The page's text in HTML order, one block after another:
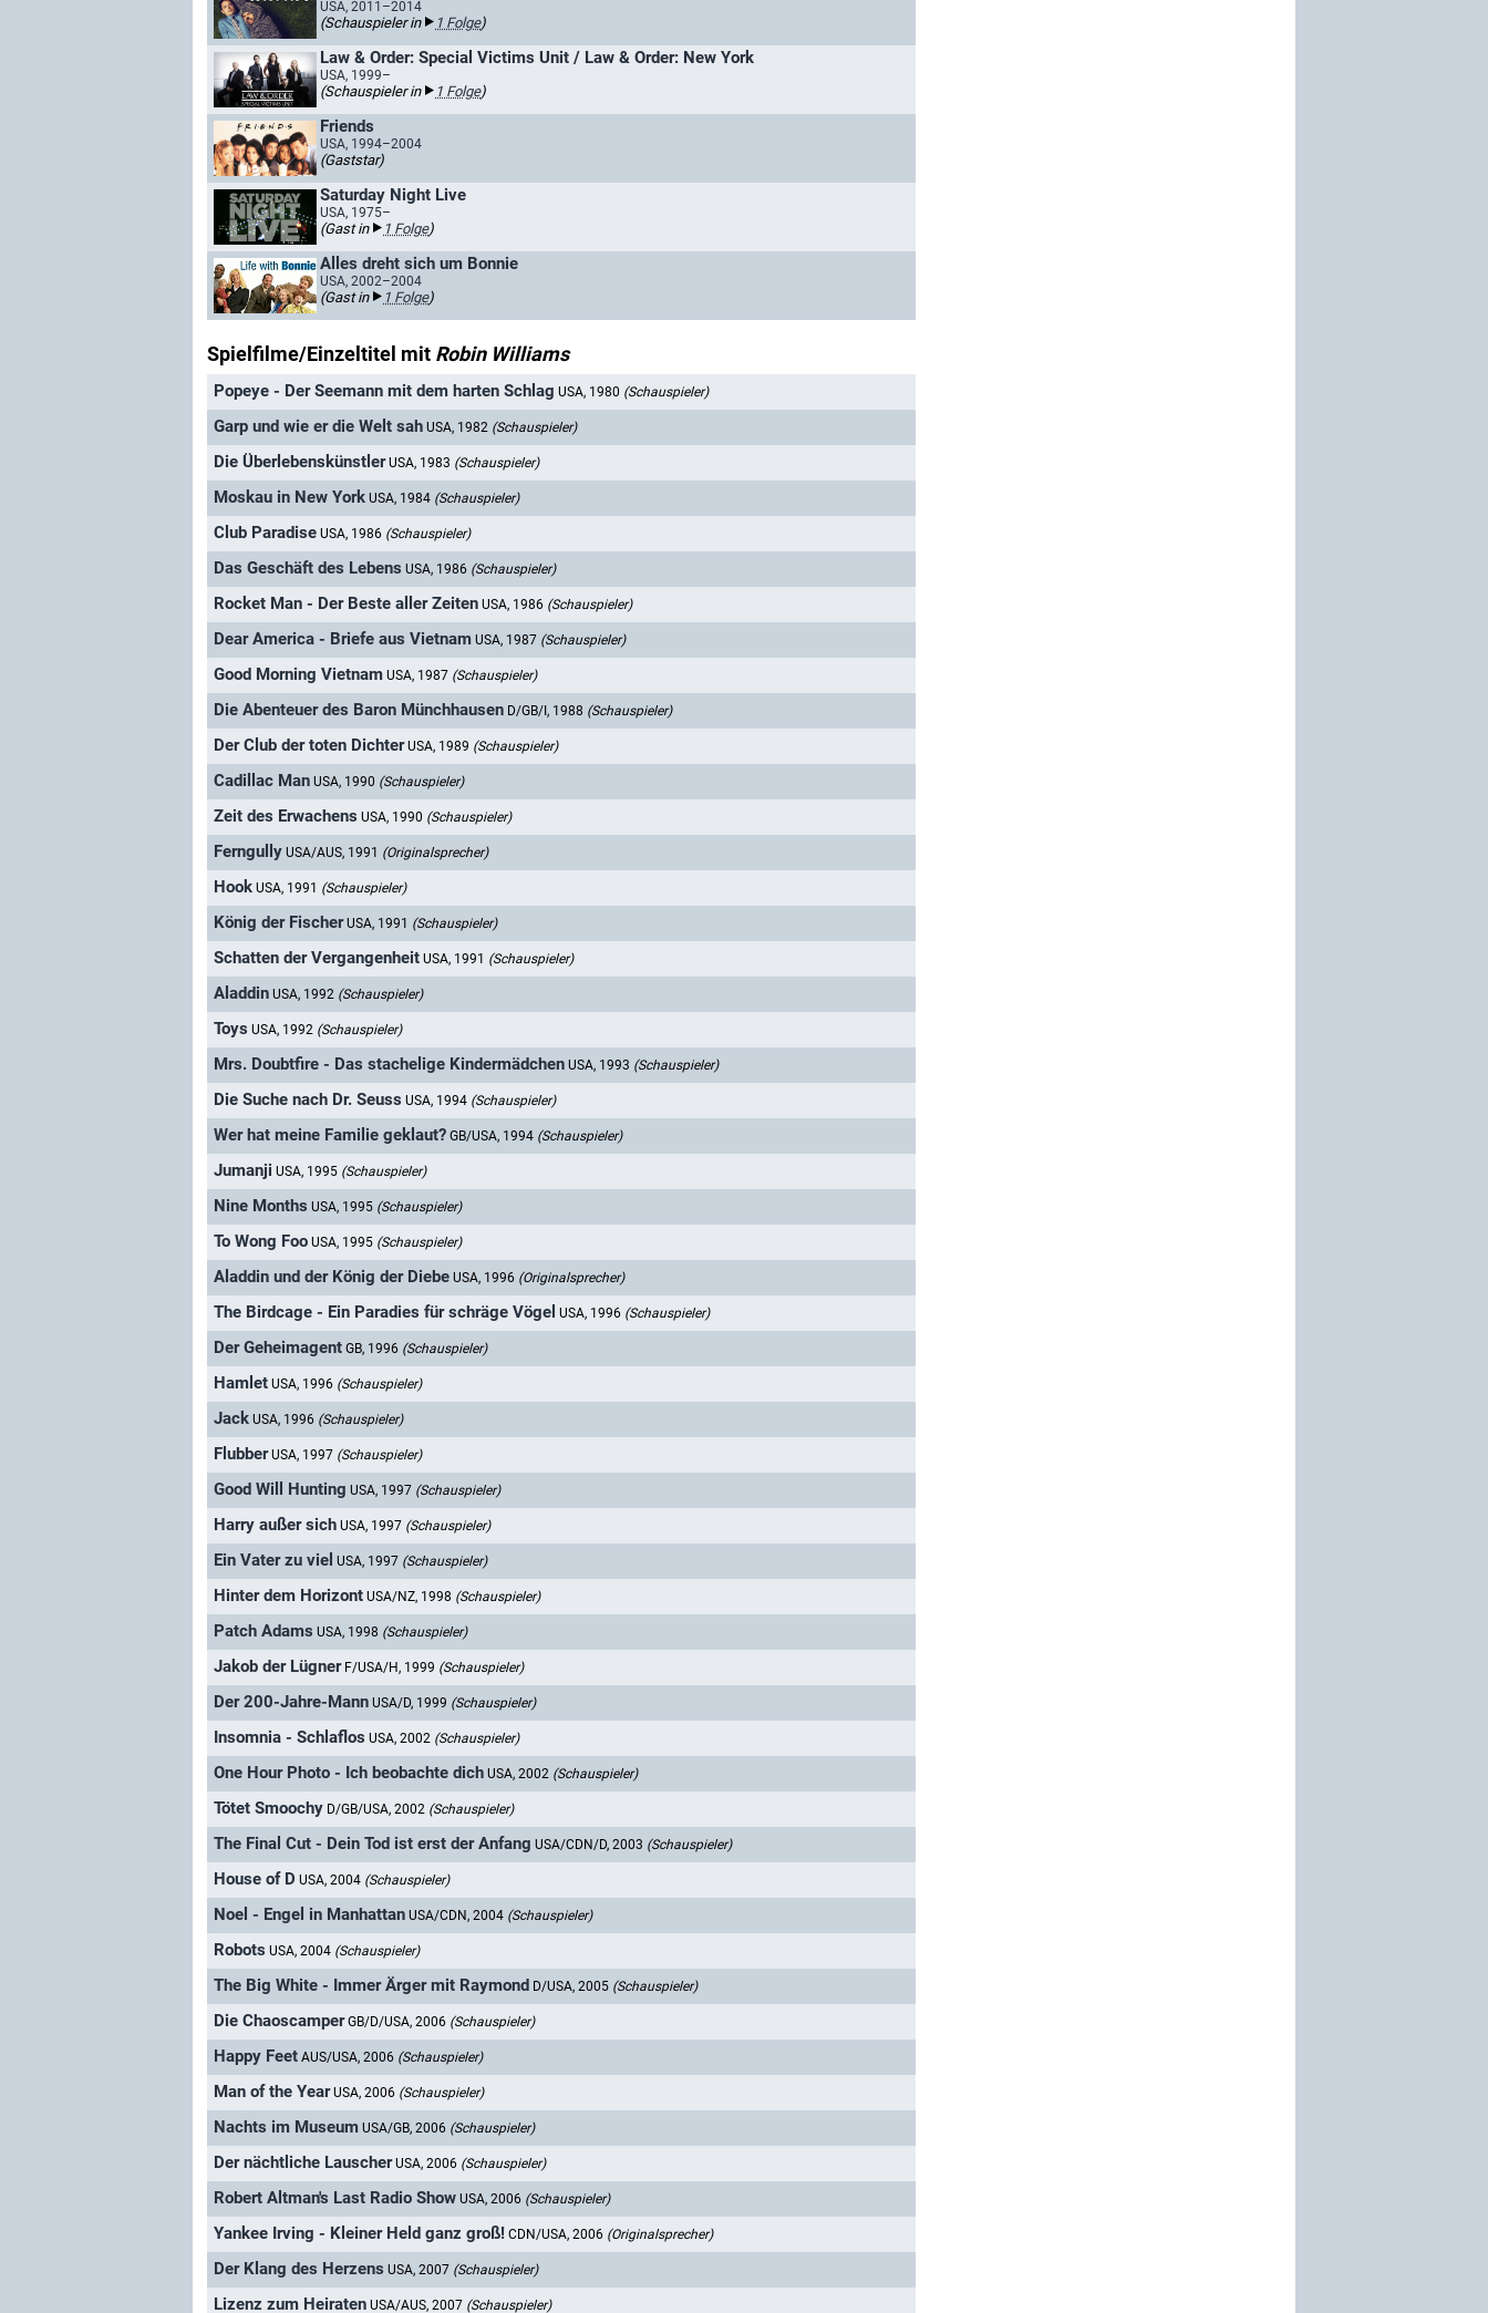
USA, 2011–2014
(Schauspieler in 1 Folge)
Law & Order: Special Victims Unit / Law & Order: New York
USA, 1999–
(Schauspieler in 1 Folge)
Friends
USA, 1994–2004
(Gaststar)
Saturday Night Live
USA, 1975–
(Gast in 1 Folge)
Alles dreht sich um Bonnie
USA, 2002–2004
(Gast in 1 Folge)
Spielfilme/Einzeltitel mit Robin Williams
Popeye - Der Seemann mit dem harten Schlag USA, 1980 (Schauspieler)
Garp und wie er die Welt sah USA, 1982 (Schauspieler)
Die Überlebenskünstler USA, 1983 (Schauspieler)
Moskau in New York USA, 1984 (Schauspieler)
Club Paradise USA, 1986 (Schauspieler)
Das Geschäft des Lebens USA, 1986 (Schauspieler)
Rocket Man - Der Beste aller Zeiten USA, 1986 (Schauspieler)
Dear America - Briefe aus Vietnam USA, 1987 (Schauspieler)
Good Morning Vietnam USA, 1987 (Schauspieler)
Die Abenteuer des Baron Münchhausen D/GB/I, 1988 (Schauspieler)
Der Club der toten Dichter USA, 1989 (Schauspieler)
Cadillac Man USA, 1990 (Schauspieler)
Zeit des Erwachens USA, 1990 (Schauspieler)
Ferngully USA/AUS, 1991 (Originalsprecher)
Hook USA, 1991 (Schauspieler)
König der Fischer USA, 1991 (Schauspieler)
Schatten der Vergangenheit USA, 1991 (Schauspieler)
Aladdin USA, 1992 (Schauspieler)
Toys USA, 1992 (Schauspieler)
Mrs. Doubtfire - Das stachelige Kindermädchen USA, 1993 (Schauspieler)
Die Suche nach Dr. Seuss USA, 1994 (Schauspieler)
Wer hat meine Familie geklaut? GB/USA, 1994 (Schauspieler)
Jumanji USA, 1995 (Schauspieler)
Nine Months USA, 1995 (Schauspieler)
To Wong Foo USA, 1995 (Schauspieler)
Aladdin und der König der Diebe USA, 1996 (Originalsprecher)
The Birdcage - Ein Paradies für schräge Vögel USA, 1996 (Schauspieler)
Der Geheimagent GB, 1996 (Schauspieler)
Hamlet USA, 1996 (Schauspieler)
Jack USA, 1996 (Schauspieler)
Flubber USA, 1997 (Schauspieler)
Good Will Hunting USA, 1997 (Schauspieler)
Harry außer sich USA, 1997 (Schauspieler)
Ein Vater zu viel USA, 1997 (Schauspieler)
Hinter dem Horizont USA/NZ, 1998 (Schauspieler)
Patch Adams USA, 1998 (Schauspieler)
Jakob der Lügner F/USA/H, 1999 (Schauspieler)
Der 200-Jahre-Mann USA/D, 1999 (Schauspieler)
Insomnia - Schlaflos USA, 2002 (Schauspieler)
One Hour Photo - Ich beobachte dich USA, 2002 (Schauspieler)
Tötet Smoochy D/GB/USA, 2002 (Schauspieler)
The Final Cut - Dein Tod ist erst der Anfang USA/CDN/D, 2003 (Schauspieler)
House of D USA, 2004 (Schauspieler)
Noel - Engel in Manhattan USA/CDN, 2004 (Schauspieler)
Robots USA, 2004 (Schauspieler)
The Big White - Immer Ärger mit Raymond D/USA, 2005 (Schauspieler)
Die Chaoscamper GB/D/USA, 2006 (Schauspieler)
Happy Feet AUS/USA, 2006 (Schauspieler)
Man of the Year USA, 2006 (Schauspieler)
Nachts im Museum USA/GB, 2006 (Schauspieler)
Der nächtliche Lauscher USA, 2006 (Schauspieler)
Robert Altman's Last Radio Show USA, 2006 (Schauspieler)
Yankee Irving - Kleiner Held ganz groß! CDN/USA, 2006 (Originalsprecher)
Der Klang des Herzens USA, 2007 (Schauspieler)
Lizenz zum Heiraten USA/AUS, 2007 (Schauspieler)